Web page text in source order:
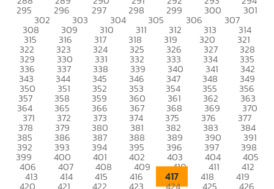
295 296 297 298 299 300 301
302 303 304 305 306 307
308 309 310 311 312 313 314
315 316 317 318 319 320 321
322 323 324 325 326 327 328
329 330 331 332 333 334 335
336 337 338 339 340 341 342
343 344 345 346 347 348 349
350 351 352 353 354 355 356
357 358 359 360 361 362 363
364 365 366 367 368 369 370
371 372 373 374 375 376 377
378 379 380 381 382 383 384
385 386 387 388 389 390 391
392 393 394 395 396 397 398
399 400 401 402 403 404 405
406 407 408 409 410 411 412
413 414 415 416 417 418 419
420 421 422 423 424 425 426